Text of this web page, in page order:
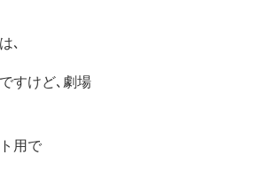
､
すけど､劇場
用で